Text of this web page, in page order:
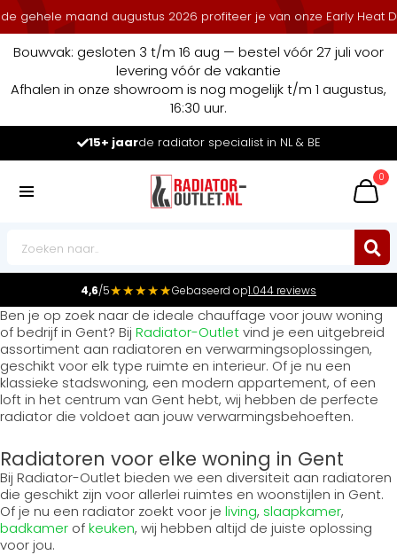
gehele maand augustus 2026 profiteer je van onze Early Heat
Bouwvak: gesloten 3 t/m 16 aug — bestel vóór 27 juli voor
levering vóór de vakantie
Afhalen in onze showroom is nog mogelijk t/m 1 augustus,
16:30 uur.
15+ jaarde radiator specialist in NL & BE
0
4,6/5★★★★★Gebaseerd op1.044 reviews
Ben je op zoek naar de ideale chauffage voor jouw woning
of bedrijf in Gent? Bij Radiator-Outletvind je een uitgebreid
assortiment aan radiatoren en verwarmingsoplossingen,
geschikt voor elk type ruimte en interieur. Of je nu een
klassieke stadswoning, een modern appartement, of een
loft in het centrum van Gent hebt, wij hebben de perfecte
radiator die voldoet aan jouw verwarmingsbehoeften.
Radiatoren voor elke woning in Gent
Bij Radiator-Outlet bieden we een diversiteit aan radiatoren
die geschikt zijn voor allerlei ruimtes en woonstijlen in Gent.
Of je nu een radiator zoekt voor je living, slaapkamer,
badkamer ofkeuken, wij hebben altijd de juiste oplossing
voor jou.